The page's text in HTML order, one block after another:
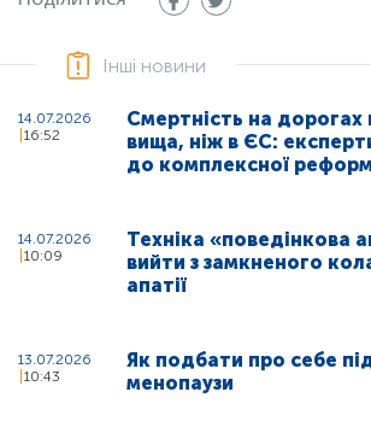
Інші новини
14.07.2026
16:52
Смертність на дорогах в
вища, ніж в ЄС:
до комплексної
14.07.2026
10:09
Техніка «поведінкова
вийти з замкненого
апатії
13.07.2026
10:43
Як подбати про себе
менопаузи